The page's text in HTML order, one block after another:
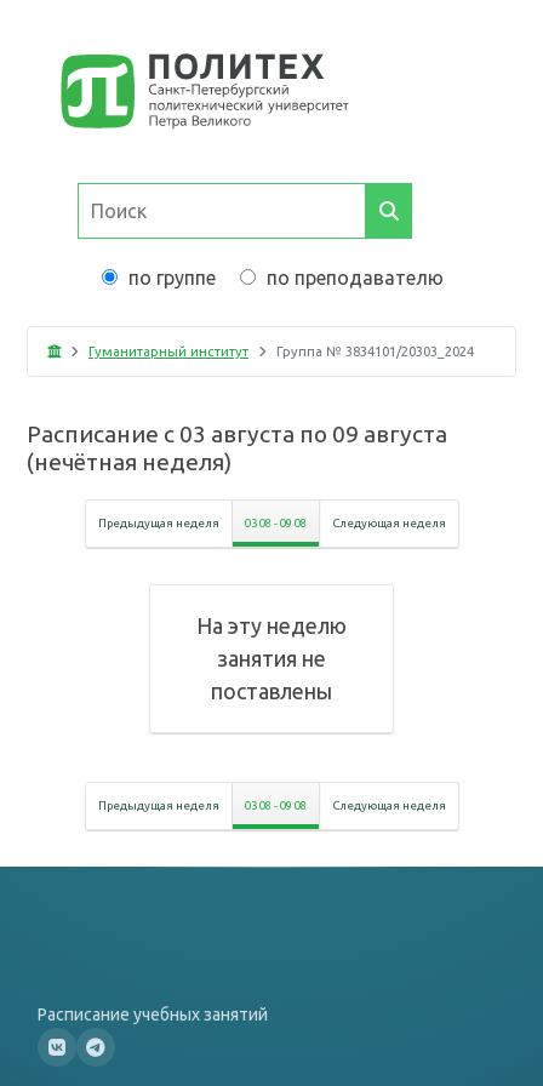
по группе по преподавателю
Гуманитарный институт Группа № 3834101/20303_2024
Расписание с 03 августа по 09 августа
(нечётная неделя)
Предыдущая неделя 03 08 -09 08 Следующая неделя
На эту неделю
занятия не
поставлены
Предыдущая неделя 03 08 -09 08 Следующая неделя
Расписание учебных занятий